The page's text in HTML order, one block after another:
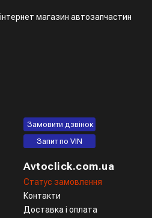
магазин автозапчастин
Замовити дзвінок
Запит по VIN
Avtoclick.com.ua
Статус замовлення
Контакти
Доставка і оплата